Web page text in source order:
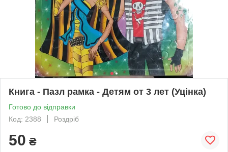
Книга - Пазл рамка - Детям от 3 лет (Уцінка)
Готово до відправки
Код: 2388
Роздріб
50 ₴